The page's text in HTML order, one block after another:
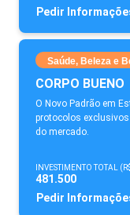
Pedir
Saúde, Beleza e
CORPO BUENO
O Novo Padrão em
protocolos
do mercado.
INVESTIMENTO TOTAL
481.500
Pedir